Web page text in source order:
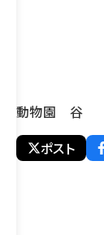
動物園 谷
ポスト